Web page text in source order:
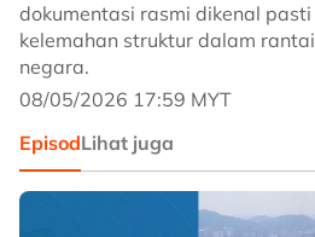
dokumentasi rasmi dikenal
kelemahan struktur dalam
negara.
08/05/2026 17:59 MYT
EpisodLihat juga